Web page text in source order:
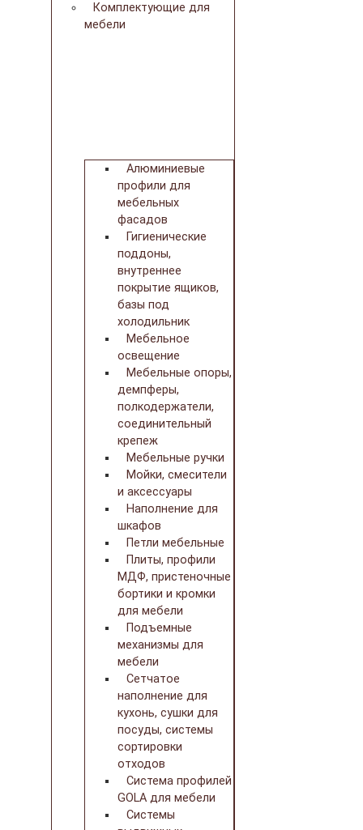
Комплектующие для
мебели
Алюминиевые
профили для
мебельных
фасадов
Гигиенические
поддоны,
внутреннее
покрытие ящиков,
базы под
холодильник
Мебельное
освещение
Мебельные опоры,
демпферы,
полкодержатели,
соединительный
крепеж
Мебельные ручки
Мойки, смесители
и аксессуары
Наполнение для
шкафов
Петли мебельные
Плиты, профили
МДФ, пристеночные
бортики и кромки
для мебели
Подъемные
механизмы для
мебели
Сетчатое
наполнение для
кухонь, сушки для
посуды, системы
сортировки
отходов
Система профилей
GOLA для мебели
Системы